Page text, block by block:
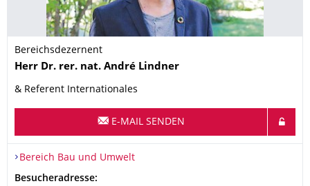
Bereichsdezernent
Name
Herr Dr. rer. nat. André Lindner
& Referent Internationales
E-MAIL SENDEN
Organisationsname
Bereich Bau und Umwelt
Bereich Bau und Umwelt
Adresse
Besucheradresse: